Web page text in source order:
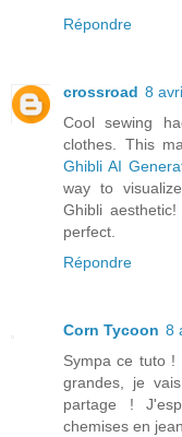
Répondre
crossroad 8
Cool sewing
clothes. This
Ghibli AI
way to
Ghibli
perfect.
Répondre
Corn Tycoon 8
Sympa ce tuto !
grandes, je
partage !
chemises en